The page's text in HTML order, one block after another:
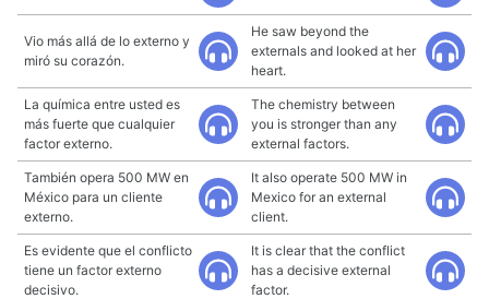
Vio más allá de lo externo y
miró su corazón.
He saw beyond the
externals and looked at her
heart.
La química entre usted es
más fuerte que cualquier
factor externo.
The chemistry between
you is stronger than any
external factors.
También opera 500 MW en
México para un cliente
externo.
It also operate 500 MW in
Mexico for an external
client.
Es evidente que el conflicto
tiene un factor externo
decisivo.
It is clear that the conflict
has a decisive external
factor.